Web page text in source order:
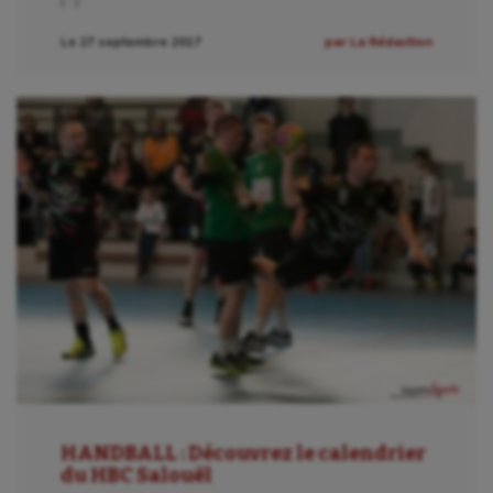
Sport handicap
Sport santé
Sport-entreprise
Sport-santé
Tir
Tir à l'arc
Triathlon
Ultimate frisbee
UNSS
Le 27 septembre 2017 par La Rédaction
HANDBALL : Découvrez le calendrier
du HBC Salouël